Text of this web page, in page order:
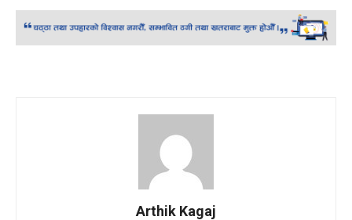
Arthik Kagaj